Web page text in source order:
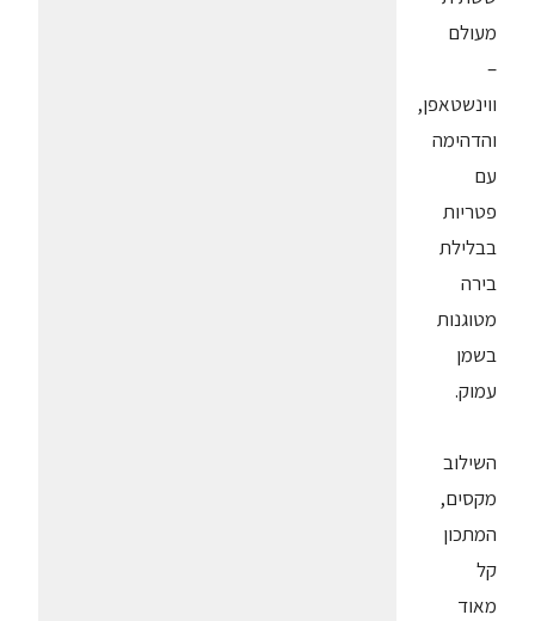
מעולם
–
ווינשטאפן,
והדהימה
עם
פטריות
בבלילת
בירה
מטוגנות
בשמן
עמוק.
השילוב
מקסים,
המתכון
קל
מאוד